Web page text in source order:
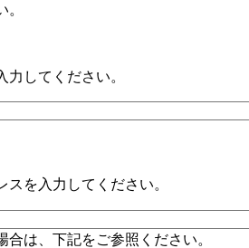
してください。
を入力してください。
は、下記をご参照ください。